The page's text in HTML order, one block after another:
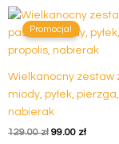
Promocja!
Wielkanocny zestaw
miody, pyłek,
nabierak
129.00zł
Pierwotna
cena
wynosiła:
129.00 zł.
99.00 zł
wynosi:
99.00 zł.